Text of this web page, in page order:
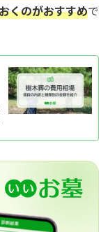
くのがおすすめで